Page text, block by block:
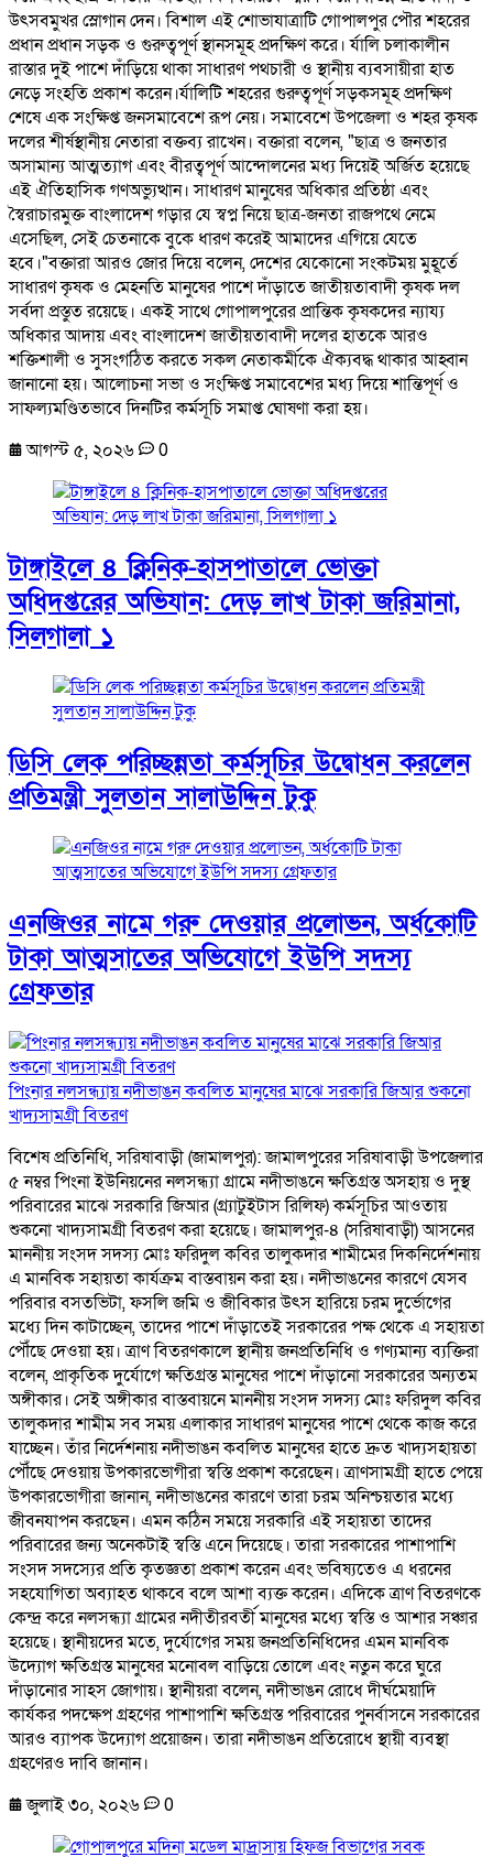
উৎসবমুখর স্লোগান দেন। বিশাল এই শোভাযাত্রাটি গোপালপুর পৌর শহরের
প্রধান প্রধান সড়ক ও গুরুত্বপূর্ণ স্থানসমূহ প্রদক্ষিণ করে। র্যালি চলাকালীন
রাস্তার দুই পাশে দাঁড়িয়ে থাকা সাধারণ পথচারী ও স্থানীয় ব্যবসায়ীরা হাত
নেড়ে সংহতি প্রকাশ করেন।র্যালিটি শহরের গুরুত্বপূর্ণ সড়কসমূহ প্রদক্ষিণ
শেষে এক সংক্ষিপ্ত জনসমাবেশে রূপ নেয়। সমাবেশে উপজেলা ও শহর কৃষক
দলের শীর্ষস্থানীয় নেতারা বক্তব্য রাখেন। বক্তারা বলেন, "ছাত্র ও জনতার
অসামান্য আত্মত্যাগ এবং বীরত্বপূর্ণ আন্দোলনের মধ্য দিয়েই অর্জিত হয়েছে
এই ঐতিহাসিক গণঅভ্যুত্থান। সাধারণ মানুষের অধিকার প্রতিষ্ঠা এবং
স্বৈরাচারমুক্ত বাংলাদেশ গড়ার যে স্বপ্ন নিয়ে ছাত্র-জনতা রাজপথে নেমে
এসেছিল, সেই চেতনাকে বুকে ধারণ করেই আমাদের এগিয়ে যেতে
হবে।"বক্তারা আরও জোর দিয়ে বলেন, দেশের যেকোনো সংকটময় মুহূর্তে
সাধারণ কৃষক ও মেহনতি মানুষের পাশে দাঁড়াতে জাতীয়তাবাদী কৃষক দল
সর্বদা প্রস্তুত রয়েছে। একই সাথে গোপালপুরের প্রান্তিক কৃষকদের ন্যায্য
অধিকার আদায় এবং বাংলাদেশ জাতীয়তাবাদী দলের হাতকে আরও
শক্তিশালী ও সুসংগঠিত করতে সকল নেতাকর্মীকে ঐক্যবদ্ধ থাকার আহ্বান
জানানো হয়। আলোচনা সভা ও সংক্ষিপ্ত সমাবেশের মধ্য দিয়ে শান্তিপূর্ণ ও
সাফল্যমণ্ডিতভাবে দিনটির কর্মসূচি সমাপ্ত ঘোষণা করা হয়।
আগস্ট ৫, ২০২৬
0
টাঙ্গাইলে ৪ ক্লিনিক-হাসপাতালে ভোক্তা
অধিদপ্তরের অভিযান: দেড় লাখ টাকা জরিমানা,
সিলগালা ১
ডিসি লেক পরিচ্ছন্নতা কর্মসূচির উদ্বোধন করলেন
প্রতিমন্ত্রী সুলতান সালাউদ্দিন টুকু
এনজিওর নামে গরু দেওয়ার প্রলোভন, অর্ধকোটি
টাকা আত্মসাতের অভিযোগে ইউপি সদস্য
গ্রেফতার
পিংনার নলসন্ধ্যায় নদীভাঙন কবলিত মানুষের মাঝে সরকারি জিআর শুকনো
খাদ্যসামগ্রী বিতরণ
বিশেষ প্রতিনিধি, সরিষাবাড়ী (জামালপুর): জামালপুরের সরিষাবাড়ী উপজেলার
৫ নম্বর পিংনা ইউনিয়নের নলসন্ধ্যা গ্রামে নদীভাঙনে ক্ষতিগ্রস্ত অসহায় ও দুস্থ
পরিবারের মাঝে সরকারি জিআর (গ্র্যাটুইটাস রিলিফ) কর্মসূচির আওতায়
শুকনো খাদ্যসামগ্রী বিতরণ করা হয়েছে। জামালপুর-৪ (সরিষাবাড়ী) আসনের
মাননীয় সংসদ সদস্য মোঃ ফরিদুল কবির তালুকদার শামীমের দিকনির্দেশনায়
এ মানবিক সহায়তা কার্যক্রম বাস্তবায়ন করা হয়। নদীভাঙনের কারণে যেসব
পরিবার বসতভিটা, ফসলি জমি ও জীবিকার উৎস হারিয়ে চরম দুর্ভোগের
মধ্যে দিন কাটাচ্ছেন, তাদের পাশে দাঁড়াতেই সরকারের পক্ষ থেকে এ সহায়তা
পৌঁছে দেওয়া হয়। ত্রাণ বিতরণকালে স্থানীয় জনপ্রতিনিধি ও গণ্যমান্য ব্যক্তিরা
বলেন, প্রাকৃতিক দুর্যোগে ক্ষতিগ্রস্ত মানুষের পাশে দাঁড়ানো সরকারের অন্যতম
অঙ্গীকার। সেই অঙ্গীকার বাস্তবায়নে মাননীয় সংসদ সদস্য মোঃ ফরিদুল কবির
তালুকদার শামীম সব সময় এলাকার সাধারণ মানুষের পাশে থেকে কাজ করে
যাচ্ছেন। তাঁর নির্দেশনায় নদীভাঙন কবলিত মানুষের হাতে দ্রুত খাদ্যসহায়তা
পৌঁছে দেওয়ায় উপকারভোগীরা স্বস্তি প্রকাশ করেছেন। ত্রাণসামগ্রী হাতে পেয়ে
উপকারভোগীরা জানান, নদীভাঙনের কারণে তারা চরম অনিশ্চয়তার মধ্যে
জীবনযাপন করছেন। এমন কঠিন সময়ে সরকারি এই সহায়তা তাদের
পরিবারের জন্য অনেকটাই স্বস্তি এনে দিয়েছে। তারা সরকারের পাশাপাশি
সংসদ সদস্যের প্রতি কৃতজ্ঞতা প্রকাশ করেন এবং ভবিষ্যতেও এ ধরনের
সহযোগিতা অব্যাহত থাকবে বলে আশা ব্যক্ত করেন। এদিকে ত্রাণ বিতরণকে
কেন্দ্র করে নলসন্ধ্যা গ্রামের নদীতীরবর্তী মানুষের মধ্যে স্বস্তি ও আশার সঞ্চার
হয়েছে। স্থানীয়দের মতে, দুর্যোগের সময় জনপ্রতিনিধিদের এমন মানবিক
উদ্যোগ ক্ষতিগ্রস্ত মানুষের মনোবল বাড়িয়ে তোলে এবং নতুন করে ঘুরে
দাঁড়ানোর সাহস জোগায়। স্থানীয়রা বলেন, নদীভাঙন রোধে দীর্ঘমেয়াদি
কার্যকর পদক্ষেপ গ্রহণের পাশাপাশি ক্ষতিগ্রস্ত পরিবারের পুনর্বাসনে সরকারের
আরও ব্যাপক উদ্যোগ প্রয়োজন। তারা নদীভাঙন প্রতিরোধে স্থায়ী ব্যবস্থা
গ্রহণেরও দাবি জানান।
জুলাই ৩০, ২০২৬
0